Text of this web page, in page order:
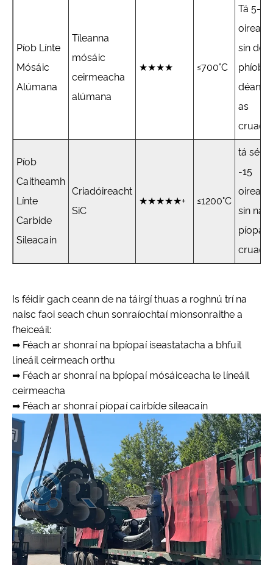
Píob Línte
Mósáic
Alúmana
Tíleanna
mósáic
ceirmeacha
alúmana
★★★★ ≤700°C
Tá 5-8
oiread
sin de
déanta
as
cruach.
Píob
Caitheamh
Línte
Carbide
Sileacain
Criadóireacht
SiC
★★★★★+ ≤1200°C
tá sé 10
-15
oiread
sin na
píopaí
cruach
Is féidir gach ceann de na táirgí thuas a roghnú trí na
naisc faoi seach chun sonraíochtaí mionsonraithe a
fheiceáil:
➡ Féach ar shonraí na bpíopaí iseastatacha a bhfuil
líneáil ceirmeach orthu
➡ Féach ar shonraí na bpíopaí mósáiceacha le líneáil
ceirmeacha
➡ Féach ar shonraí píopaí cairbíde sileacain